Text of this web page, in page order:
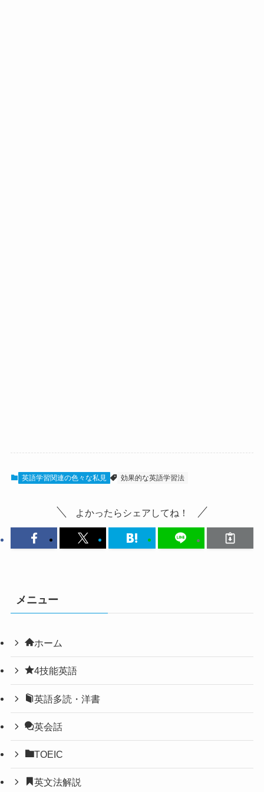
英語学習関連の色々な私見 効果的な英語学習法
よかったらシェアしてね！
メニュー
ホーム
4技能英語
英語多読・洋書
英会話
TOEIC
英文法解説